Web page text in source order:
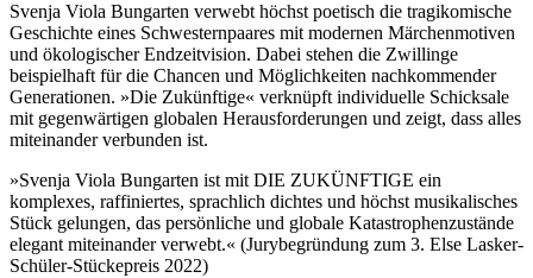
Svenja Viola Bungarten verwebt höchst poetisch die tragikomische
Geschichte eines Schwesternpaares mit modernen Märchenmotiven
und ökologischer Endzeitvision. Dabei stehen die Zwillinge
beispielhaft für die Chancen und Möglichkeiten nachkommender
Generationen. »Die Zukünftige« verknüpft individuelle Schicksale
mit gegenwärtigen globalen Herausforderungen und zeigt, dass alles
miteinander verbunden ist.
»Svenja Viola Bungarten ist mit DIE ZUKÜNFTIGE ein
komplexes, raffiniertes, sprachlich dichtes und höchst musikalisches
Stück gelungen, das persönliche und globale Katastrophenzustände
elegant miteinander verwebt.« (Jurybegründung zum 3. Else Lasker-
Schüler-Stückepreis 2022)